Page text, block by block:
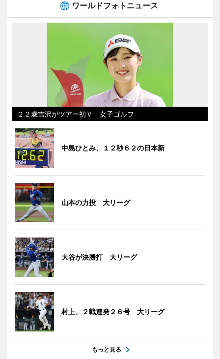
ワールドフォトニュース
２２歳吉沢がツアー初Ｖ 女子ゴルフ
中島ひとみ、１２秒６２の日本新
山本の力投 大リーグ
大谷が決勝打 大リーグ
村上、２戦連発２６号 大リーグ
もっと見る